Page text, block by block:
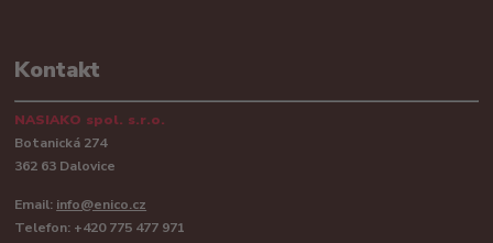
Kontakt
NASIAKO spol. s.r.o.
Botanická 274
362 63 Dalovice
Email: info@enico.cz
Telefon: +420 775 477 971